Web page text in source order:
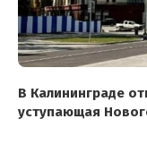
В Калининграде
уступающая